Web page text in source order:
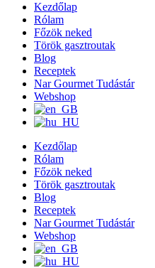
Kezdőlap
Rólam
Főzök neked
Török gasztroutak
Blog
Receptek
Nar Gourmet Tudástár
Webshop
Kezdőlap
Rólam
Főzök neked
Török gasztroutak
Blog
Receptek
Nar Gourmet Tudástár
Webshop